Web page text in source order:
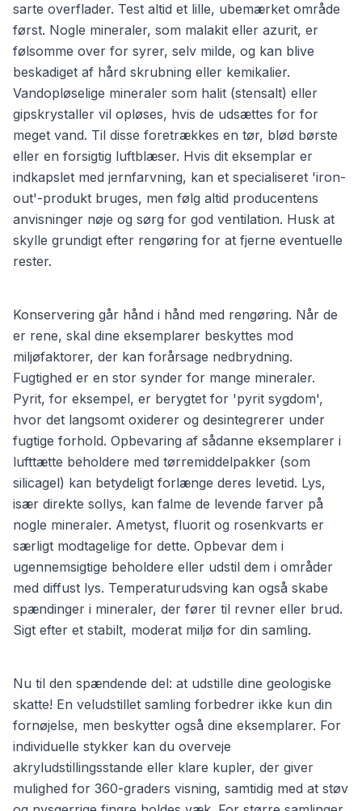
sarte overflader. Test altid et lille, ubemærket område
først. Nogle mineraler, som malakit eller azurit, er
følsomme over for syrer, selv milde, og kan blive
beskadiget af hård skrubning eller kemikalier.
Vandopløselige mineraler som halit (stensalt) eller
gipskrystaller vil opløses, hvis de udsættes for for
meget vand. Til disse foretrækkes en tør, blød børste
eller en forsigtig luftblæser. Hvis dit eksemplar er
indkapslet med jernfarvning, kan et specialiseret 'iron-
out'-produkt bruges, men følg altid producentens
anvisninger nøje og sørg for god ventilation. Husk at
skylle grundigt efter rengøring for at fjerne eventuelle
rester.
Konservering går hånd i hånd med rengøring. Når de
er rene, skal dine eksemplarer beskyttes mod
miljøfaktorer, der kan forårsage nedbrydning.
Fugtighed er en stor synder for mange mineraler.
Pyrit, for eksempel, er berygtet for 'pyrit sygdom',
hvor det langsomt oxiderer og desintegrerer under
fugtige forhold. Opbevaring af sådanne eksemplarer i
lufttætte beholdere med tørremiddelpakker (som
silicagel) kan betydeligt forlænge deres levetid. Lys,
især direkte sollys, kan falme de levende farver på
nogle mineraler. Ametyst, fluorit og rosenkvarts er
særligt modtagelige for dette. Opbevar dem i
ugennemsigtige beholdere eller udstil dem i områder
med diffust lys. Temperaturudsving kan også skabe
spændinger i mineraler, der fører til revner eller brud.
Sigt efter et stabilt, moderat miljø for din samling.
Nu til den spændende del: at udstille dine geologiske
skatte! En veludstillet samling forbedrer ikke kun din
fornøjelse, men beskytter også dine eksemplarer. For
individuelle stykker kan du overveje
akryludstillingsstande eller klare kupler, der giver
mulighed for 360-graders visning, samtidig med at støv